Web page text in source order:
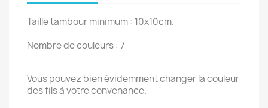
Taille tambour minimum : 10x10cm.
Nombre de couleurs : 7
Vous pouvez bien évidemment changer la couleur
des fils à votre convenance.